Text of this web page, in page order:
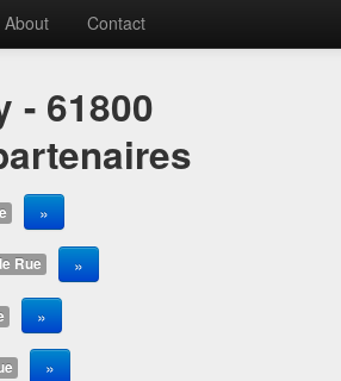
About Contact
- 61800
»
Rue »
»
»